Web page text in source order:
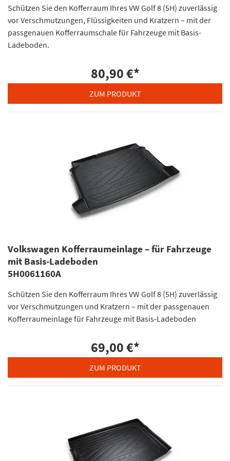
Schützen Sie den Kofferraum Ihres VW Golf 8 (5H) zuverlässig
vor Verschmutzungen, Flüssigkeiten und Kratzern – mit der
passgenauen Kofferraumschale für Fahrzeuge mit Basis-
Ladeboden.
80,90 €*
ZUM PRODUKT
Volkswagen Kofferraumeinlage – für Fahrzeuge
mit Basis-Ladeboden
5H0061160A
Schützen Sie den Kofferraum Ihres VW Golf 8 (5H) zuverlässig
vor Verschmutzungen und Kratzern – mit der passgenauen
Kofferraumeinlage für Fahrzeuge mit Basis-Ladeboden
69,00 €*
ZUM PRODUKT